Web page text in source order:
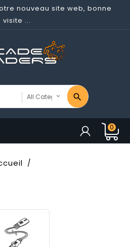
nouveau site web, bonne
visite ...
0